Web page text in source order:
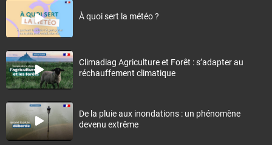
À quoi sert la météo ?
Climadiag Agriculture et Forêt : s’adapter au
réchauffement climatique
De la pluie aux inondations : un phénomène
devenu extrême